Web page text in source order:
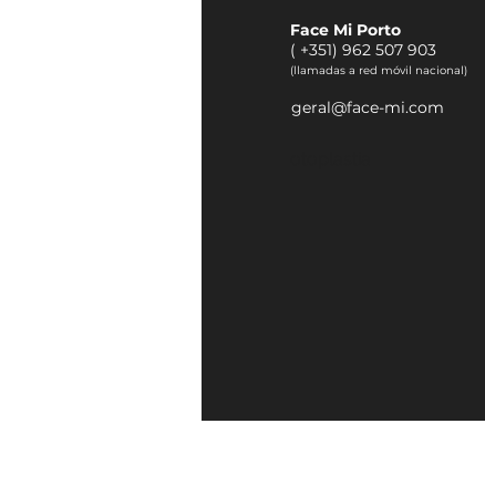
Face Mi Porto
( +351) 962 507 903
(llamadas a red móvil nacional)
geral@face-mi.com